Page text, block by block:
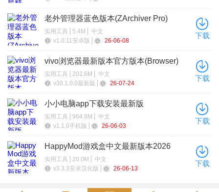
老外管理器蓝色版本(ZArchiver Pro)
实用工具 5.4M
中文
v1.0.11安卓版
26-06-08
下载
vivo浏览器最新版本官方版本(Browser)
实用工具 202.6M
中文
v30.1.0.0最新版
26-07-24
下载
小小电脑app下载安装最新版
实用工具 964.9M
中文
v1.1.0手机版
26-06-03
下载
HappyMod游戏盒中文最新版本2026
实用工具 20.0M
中文
v3.3.3安卓汉化版
26-06-13
下载